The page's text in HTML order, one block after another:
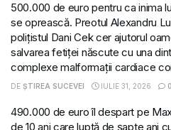
500.000 de euro pentru ca inima
se oprească. Preotul Alexandru
polițistul Dani Cek cer ajutorul
salvarea fetiței născute cu una
complexe malformații cardiace
DE ȘTIREA SUCEVEI IULIE 31, 2026 0
490.000 de euro îl despart pe
de 10 ani care luptă de șapte ani